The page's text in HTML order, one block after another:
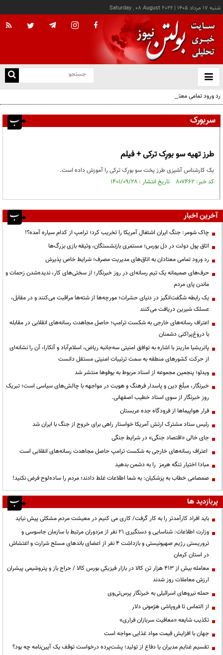
شنبه ۱۷ مرداد ۱۴۰۵ |
Saturday , 08 August 2026
باز
و
رد ورود تمامی معتادان به اتاق‌های مدیریت مصرف؛ شرایط خاص پذیرش
سربورک
طرز تهیه سو بورِک ترکی + فیلم
یک کارشناس آشپزی طرز پخت سو بورِک ترکی را آموزش داده است.
کد خبر: ۸۰۷۴۶۲ تاریخ انتشار : ۱۴۰۱/۰۹/۲۸
آخرین اخبار
چاک شومر: جنگ ایران اشتغال آمریکا را تخریب کرد؛ ترامپ از کدام سیاره آمده؟!
اتاق پول دولت در دل بورس؛ مستمری بازنشستگان، وثیقه بازی بزرگ‌ها
رد ورود تمامی معتادان به اتاق‌های مدیریت مصرف؛ شرایط خاص پذیرش
حرف‌های صمیمانه یک تیم رسانه‌ای در روز خبرنگار؛ از سختی‌های کار، ندیده‌شدن زحمات و
ماندن پای مردم
یک رابطه شگفت‌انگیز در دنیای حشرات؛ مورچه‌ها از شته‌ها مراقبت می‌کنند و در مقابل،
عسلک شیرین دریافت می‌کنند
اعتراف رسانه‌های خارجی به شکست ترامپ؛ حاصل مجاهدت رسانه‌های انقلابی در مقابله
با دروغ‌پراکنی دشمنان
پاتریشیا مارینز با اشاره به توافق امنیتی سه‌جانبه ریاض، اسلام‌آباد و آنکارا، آن را نشانه‌ای
از حرکت کشورهای منطقه به سمت ترتیبات امنیتی مستقل دانست
ویدئو؛ پنجمین مجموعه از اسناد مربوط به یوفوها منتشر شد
خبرنگار، مبلّغ دین و پاسدار فرهنگ و هویت در مواجهه با چالش‌های سیاسی است؛ تبریک
روز خبرنگار از سوی استاد خطیب اصفهانی.
فرار هواپیماها از فرودگاه جده عربستان
رئیس ستاد مشترک ارتش آمریکا خواستار راهی برای خروج از جنگ با ایران شد
جای خالی «اقتصاد جنگی» در شرایط جنگی
اعتراف رسانه‌های خارجی به شکست ترامپ حاصل مجاهدت رسانه‌های انقلابی است
مبادا اختیار تنگه هرمز را به دشمن بدهید
صمصامی خطاب به پزشکیان: به شما اطلاعات غلط دادند؛ مردم را ساده‌لوح فرض نکنید!
پربازدید ها
باید افراد کارآمدتر را به کار گرفت/ کاری می کنیم در معیشت مردم مشکلی پیش نیاید
وزارت اطلاعات: شناسایی و دستگیری ۲۱ نفر از مزدوران مرتبط با سازمان جاسوسی و
تروریستی رژیم صهیونیستی و بازداشت ۴ نفر از اعضای باندهای مسلح شرارت و اغتشاش
در استان کرمان
معامله بیش از ۴۱۳ هزار تن کالا در بازار فیزیکی بورس کالا / حراج باز و پتروشیمی پیشران
ارزش معاملات روز شدند
حمله نیروهای اسرائیلی به خبرنگار پرس‌تی‌وی
از التماس تا فروپاشی هژمونی دلار
تکذیب شایعه «معافیت سربازان فراری»
جهان با افزایش قیمت مواد غذایی مواجه است
تقسیم غنایم مدیران یا دفاع از تولید؛ پشت‌پرده درخواست توقف یک آیین‌نامه چه بود؟